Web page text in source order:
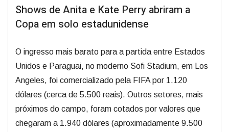
Shows de Anita e Kate Perry abriram a
Copa em solo estadunidense
O ingresso mais barato para a partida entre Estados
Unidos e Paraguai, no moderno Sofi Stadium, em Los
Angeles, foi comercializado pela FIFA por 1.120
dólares (cerca de 5.500 reais). Outros setores, mais
próximos do campo, foram cotados por valores que
chegaram a 1.940 dólares (aproximadamente 9.500